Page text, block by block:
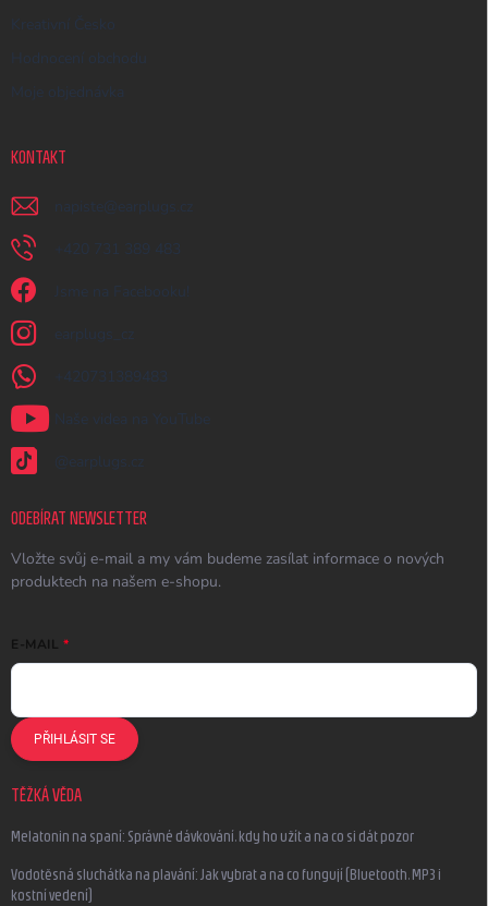
Kreativní Česko
Hodnocení obchodu
Moje objednávka
KONTAKT
napiste @ earplugs.cz
+420 731 389 483
Jsme na Facebooku!
earplugs_cz
+420731389483
Naše videa na YouTube
@earplugs.cz
ODEBÍRAT NEWSLETTER
Vložte svůj e-mail a my vám budeme zasílat informace o nových
produktech na našem e-shopu.
E-MAIL
PŘIHLÁSIT SE
TĚŽKÁ VĚDA
Melatonin na spaní: Správné dávkování, kdy ho užít a na co si dát pozor
Vodotěsná sluchátka na plavání: Jak vybrat a na co fungují (Bluetooth, MP3 i
kostní vedení)